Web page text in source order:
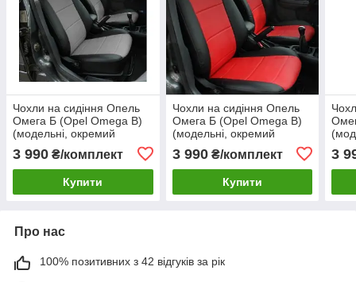
Чохли на сидіння Опель
Омега Б (Opel Omega B)
(модельні, окремий
підголовник) Чорно-сірий
Чорно-сірий
3 990 ₴/комплект
Купити
Чохли на сидіння Опель
Омега Б (Opel Omega B)
(модельні, окремий
підголовник) Чорно-білий
3 990₴/комплект
Купити
3
Про нас
100% позитивних з 42 відгуків за рік